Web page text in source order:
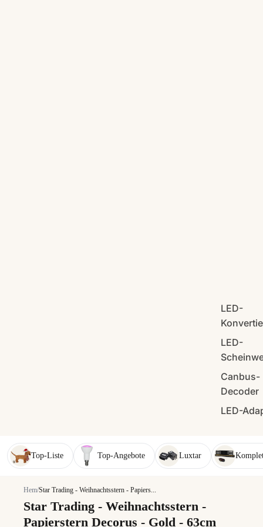
LED-
LED-
Canbus-
Decoder
LED-
Top-Liste Top-Angebote Luxtar
Hem/Star Trading - Weihnachtsstern - Papiers...
Star Trading - Weihnachtsstern -
Papierstern Decorus - Gold - 63cm